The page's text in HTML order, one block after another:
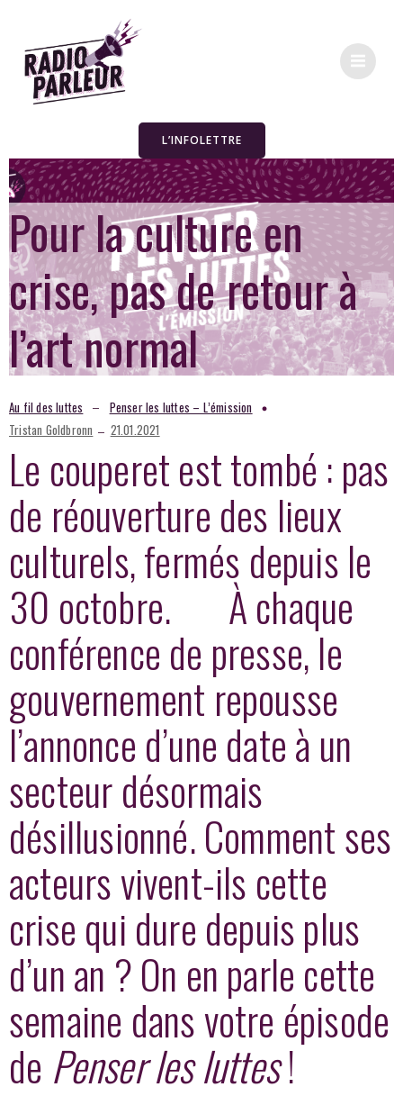
L’INFOLETTRE
Pour la culture en
crise, pas de retour à
l’art normal
Au fil des luttes – Penser les luttes – L’émission
Tristan Goldbronn – 21.01.2021
Le couperet est tombé : pas
de réouverture des lieux
culturels, fermés depuis le
30 octobre. À chaque
conférence de presse, le
gouvernement repousse
l’annonce d’une date à un
secteur désormais
désillusionné. Comment ses
acteurs vivent-ils cette
crise qui dure depuis plus
d’un an ? On en parle cette
semaine dans votre épisode
de Penser les luttes!